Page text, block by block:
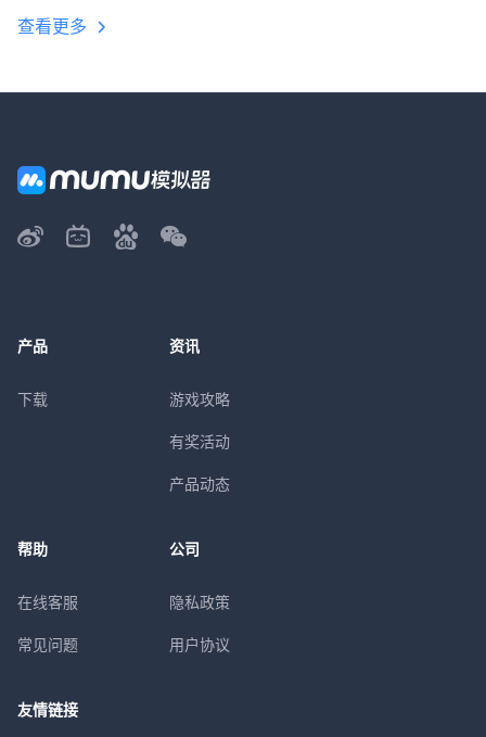
查看更多
产品
下载
资讯
游戏攻略
有奖活动
产品动态
帮助
在线客服
常见问题
公司
隐私政策
用户协议
友情链接